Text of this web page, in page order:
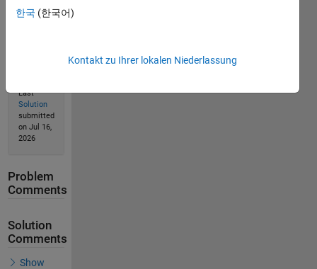
Last
Solution
submitted
on Jul 16,
2026
Problem
Comments
Solution
Comments
Show
한국 (한국어)
Kontakt zu Ihrer lokalen Niederlassung